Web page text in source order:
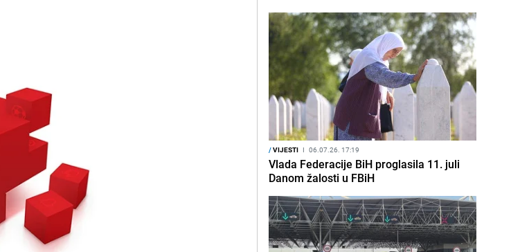
/VIJESTI I 06.07.26. 17:19
Vlada Federacije BiH proglasila 11. juli
Danom žalosti u FBiH